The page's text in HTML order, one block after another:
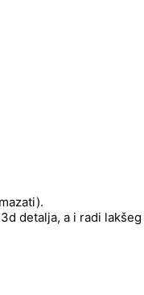
detalja, a i radi